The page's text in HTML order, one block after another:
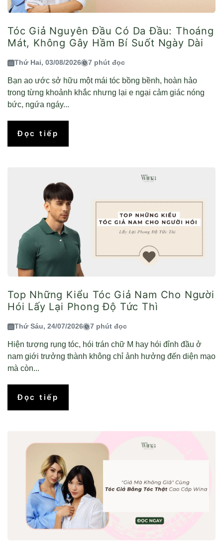
Tóc Giả Nguyên Đầu Có Da Đầu: Thoáng
Mát, Không Gây Hầm Bí Suốt Ngày Dài
Thứ Hai, 03/08/2026 7 phút đọc
Bạn ao ước sở hữu một mái tóc bồng bềnh, hoàn hảo
trong từng khoảnh khắc nhưng lại e ngại cảm giác nóng
bức, ngứa ngáy...
Đọc tiếp
Top Những Kiểu Tóc Giả Nam Cho Người
Hói Lấy Lại Phong Độ Tức Thì
Thứ Sáu, 24/07/2026 7 phút đọc
Hiện tượng rụng tóc, hói trán chữ M hay hói đỉnh đầu ở
nam giới trưởng thành không chỉ ảnh hưởng đến diện mạo
mà còn...
Đọc tiếp